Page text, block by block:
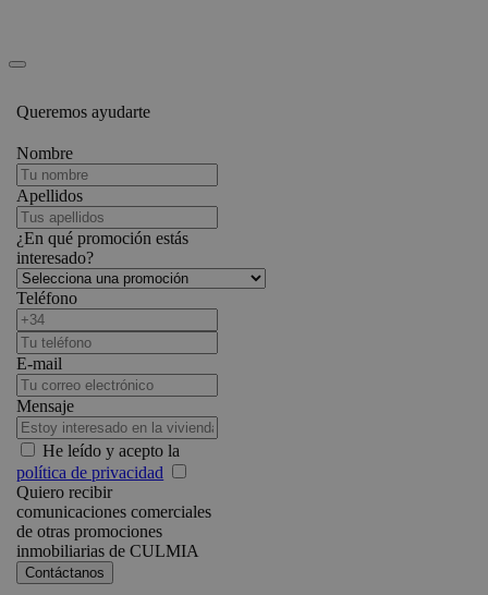
Queremos ayudarte
Nombre
Apellidos
¿En qué promoción estás
interesado?
Teléfono
E-mail
Mensaje
He leído y acepto la
política de privacidad
Quiero recibir
comunicaciones comerciales
de otras promociones
inmobiliarias de CULMIA